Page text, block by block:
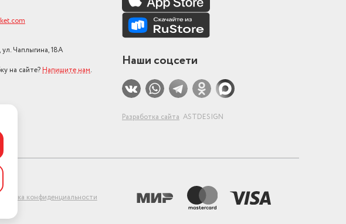
ул. Чаплыгина, 18А
на сайте? Напишите нам.
Наши соцсети
Разработка сайта ASTDESIGN
конфиденциальности